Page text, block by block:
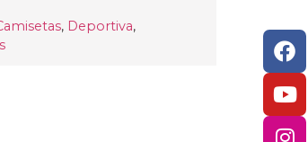
, Deportiva,